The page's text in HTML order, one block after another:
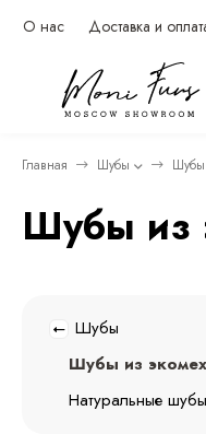
О нас Доставка и
Главная Шубы Шубы
Шубы из
Шубы
Шубы из
Натуральные